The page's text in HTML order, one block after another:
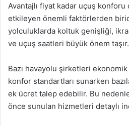
Avantajlı fiyat kadar uçuş
etkileyen önemli faktörlerden
yolculuklarda koltuk genişliği,
ve uçuş saatleri büyük önem taşır.
Bazı havayolu şirketleri ekonomik
konfor standartları sunarken
ek ücret talep edebilir. Bu
önce sunulan hizmetleri detaylı